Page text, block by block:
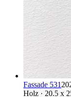
Fassade 531
Holz · 20.5 x